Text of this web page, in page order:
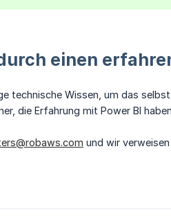
einen
technische Wissen, um das
die Erfahrung mit Power BI
und wir